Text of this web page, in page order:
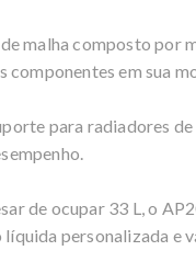
malha composto por
componentes em sua
para radiadores
de ocupar 33 L, o
personalizada e